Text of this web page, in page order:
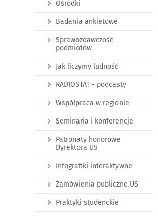
Ośrodki
Badania ankietowe
Sprawozdawczość
podmiotów
Jak liczymy ludność
RADIOSTAT - podcasty
Współpraca w regionie
Seminaria i konferencje
Patronaty honorowe
Dyrektora US
Infografiki interaktywne
Zamówienia publiczne US
Praktyki studenckie